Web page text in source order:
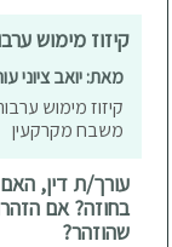
קיזוז מימוש
מאת: יואב ציוני
קיזוז מימוש
משבח מקרקעין
עורך/ת דין,
בחוזה? אם
שהוזהר?